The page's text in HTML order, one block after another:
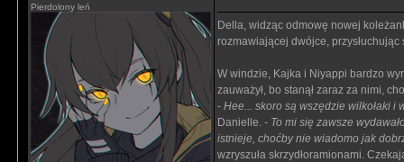
Pierdolony leń
Della, widząc odmowę nowej
rozmawiającej dwójce, przysłuchując
W windzie, Kajka i Niyappi bardzo
zauważył, bo stanął zaraz za nimi,
- Hee... skoro są wszędzie wilkołaki
Danielle. - To mi się zawsze
istnieje, choćby nie wiadomo jak
wzryszuła skrzydłoramionami.